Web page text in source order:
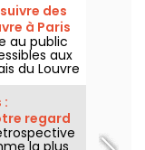
des
à Paris
au public
aux
du Louvre
Des
proposées
quoi
l'art !
:
regard
la plus